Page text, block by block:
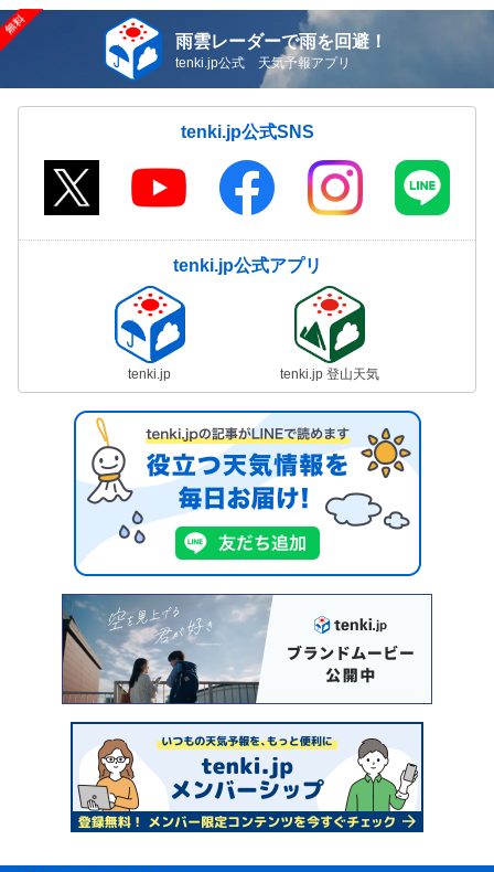
雨雲レーダーで雨を回避！
tenki.jp公式 天気予報アプリ
tenki.jp公式SNS
tenki.jp公式アプリ
tenki.jp tenki.jp 登山天気